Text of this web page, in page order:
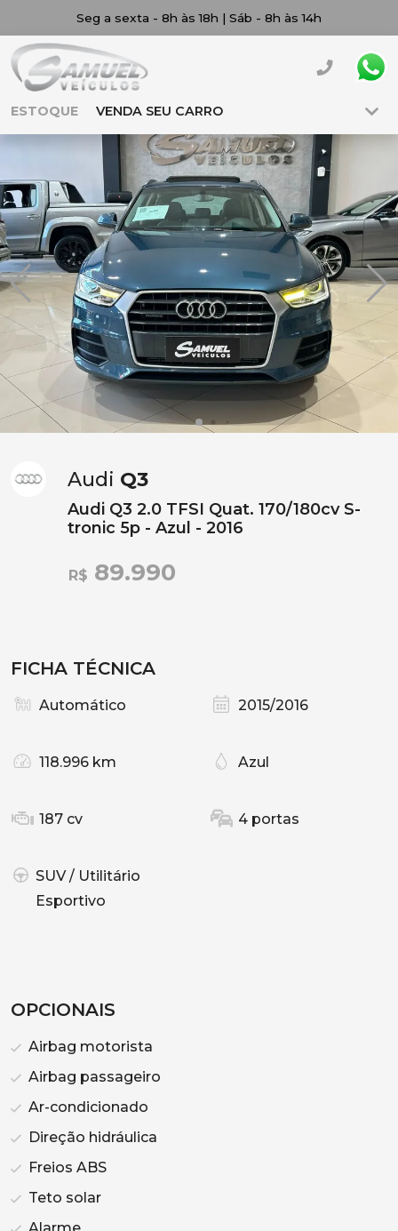
Seg a sexta - 8h às 18h | Sáb - 8h às 14h
ESTOQUE VENDA SEU CARRO
Audi Q3
Audi Q3 2.0 TFSI Quat. 170/180cv S-
tronic 5p - Azul - 2016
R$ 89.990
FICHA TÉCNICA
Automático 2015/2016
118.996 km Azul
187 cv 4 portas
SUV / Utilitário
Esportivo
OPCIONAIS
Airbag motorista
Airbag passageiro
Ar-condicionado
Direção hidráulica
Freios ABS
Teto solar